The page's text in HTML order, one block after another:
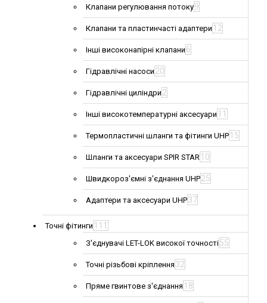
Клапани регулювання потоку9
Клапани та пластинчасті адаптери 12
Інші високонапірні клапани 6
Гідравлічні насоси 20
Гідравлічні циліндри 2
Інші високотемпературні аксесуари 11
Термопластичні шланги та фітинги UHP 15
Шланги та аксесуари SPIR STAR 10
Швидкороз'ємні з'єднання UHP25
Адаптери та аксесуари UHP37
Точні фітинги 111
З'єднувачі LET-LOK високої точності55
Точні різьбові кріплення 32
Пряме гвинтове з'єднання 18